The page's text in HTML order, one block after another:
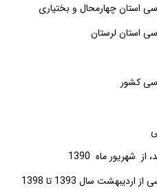
و بختیاری
لرستان
1390
سال 1393
تا 1398